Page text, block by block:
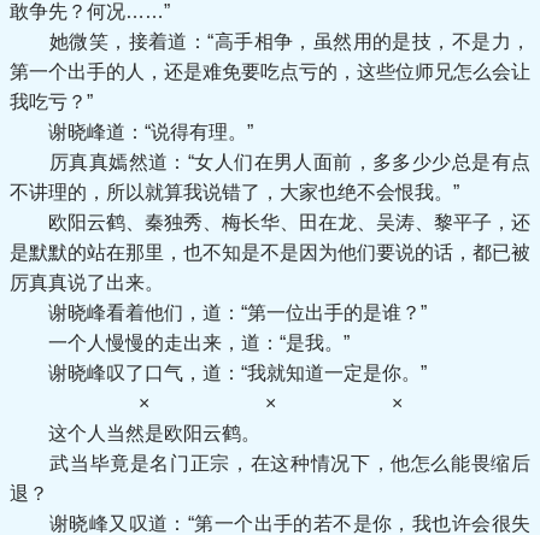
敢争先？何况……”
她微笑，接着道：“高手相争，虽然用的是技，不是力，
第一个出手的人，还是难免要吃点亏的，这些位师兄怎么会让
我吃亏？”
谢晓峰道：“说得有理。”
厉真真嫣然道：“女人们在男人面前，多多少少总是有点
不讲理的，所以就算我说错了，大家也绝不会恨我。”
欧阳云鹤、秦独秀、梅长华、田在龙、吴涛、黎平子，还
是默默的站在那里，也不知是不是因为他们要说的话，都已被
厉真真说了出来。
谢晓峰看着他们，道：“第一位出手的是谁？”
一个人慢慢的走出来，道：“是我。”
谢晓峰叹了口气，道：“我就知道一定是你。”
× × ×
这个人当然是欧阳云鹤。
武当毕竟是名门正宗，在这种情况下，他怎么能畏缩后
退？
谢晓峰又叹道：“第一个出手的若不是你，我也许会很失